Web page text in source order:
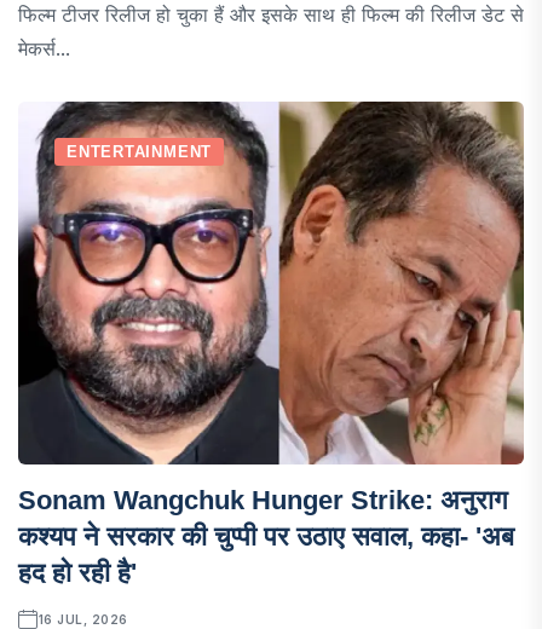
फिल्म टीजर रिलीज हो चुका हैं और इसके साथ ही फिल्म की रिलीज डेट से
मेकर्स...
ENTERTAINMENT
Sonam Wangchuk Hunger Strike: अनुराग
कश्यप ने सरकार की चुप्पी पर उठाए सवाल, कहा- 'अब
हद हो रही है'
16 JUL, 2026